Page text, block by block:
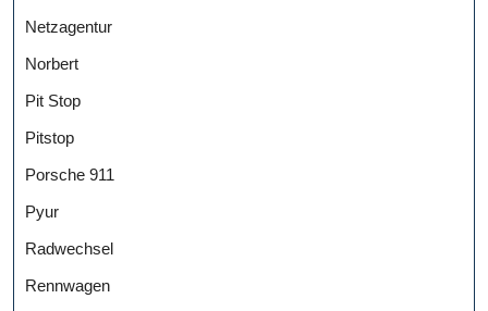
Netzagentur
Norbert
Pit Stop
Pitstop
Porsche 911
Pyur
Radwechsel
Rennwagen